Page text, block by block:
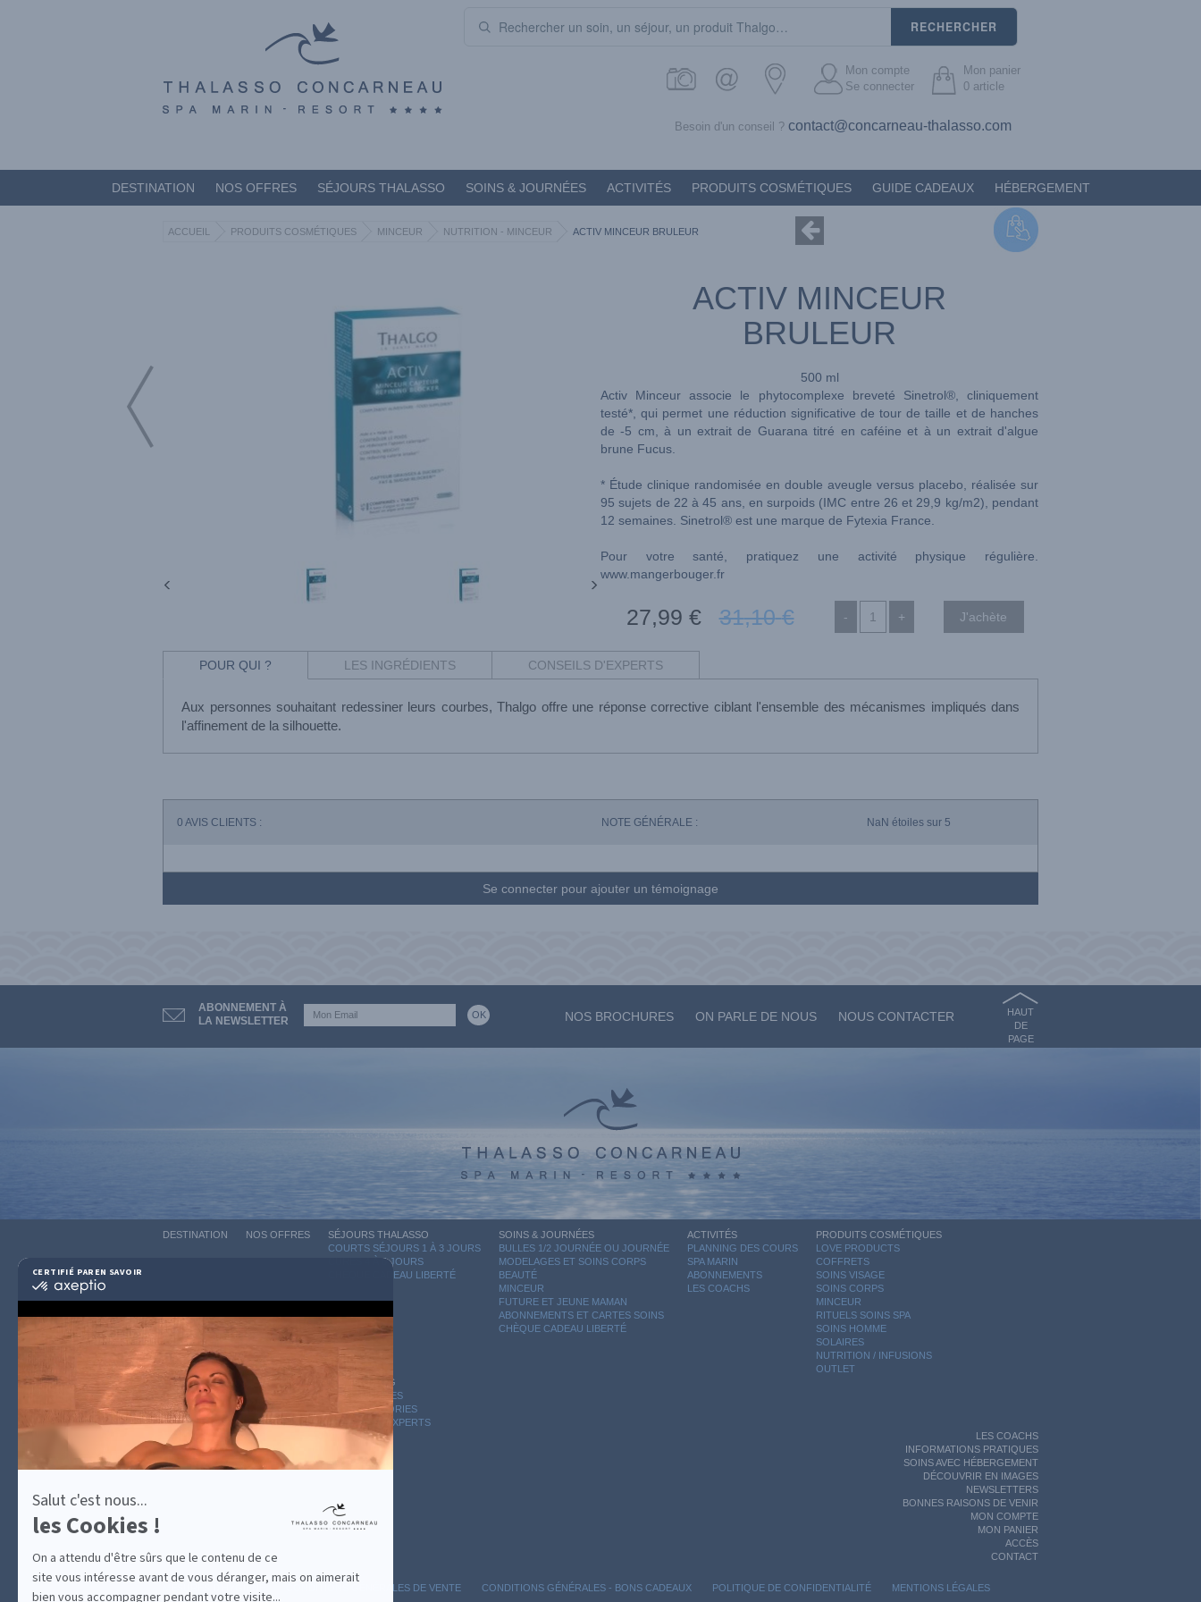
CERTIFIÉ PAR EN SAVOIR PLUS SUR
certifié
En
Axeptio
Salut c'est nous...
les Cookies !
On a attendu d'être sûrs que le contenu de ce
site vous intéresse avant de vous déranger, mais on aimerait
bien vous accompagner pendant votre visite...
DESTINATION NOS OFFRES SÉJOURS THALASSO SOINS & JOURNÉES ACTIVITÉS PRODUITS COSMÉTIQUES GUIDE CADEAUX HÉBERGEMENT
Besoin d'un conseil ? contact@concarneau-thalasso.com
RECHERCHER
Mon compte
Se connecter
Mon panier
0 article
ACCUEIL PRODUITS COSMÉTIQUES MINCEUR NUTRITION - MINCEUR ACTIV MINCEUR BRULEUR
ACTIV MINCEUR
BRULEUR
500 ml
Activ Minceur associe le phytocomplexe breveté Sinetrol®, cliniquement
testé*, qui permet une réduction significative de tour de taille et de hanches
de -5 cm, à un extrait de Guarana titré en caféine et à un extrait d'algue
brune Fucus.
* Étude clinique randomisée en double aveugle versus placebo, réalisée sur
95 sujets de 22 à 45 ans, en surpoids (IMC entre 26 et 29,9 kg/m2), pendant
12 semaines. Sinetrol® est une marque de Fytexia France.
Pour votre santé, pratiquez une activité physique régulière.
www.mangerbouger.fr
27,99 € 31,10 € - +
POUR QUI ? LES INGRÉDIENTS CONSEILS D'EXPERTS
Aux personnes souhaitant redessiner leurs courbes, Thalgo offre une réponse corrective ciblant l'ensemble des mécanismes impliqués dans
l'affinement de la silhouette.
0 AVIS CLIENTS : NOTE GÉNÉRALE : NaN étoiles sur 5
Se connecter pour ajouter un témoignage
ABONNEMENT À
LA NEWSLETTER
NOS BROCHURES ON PARLE DE NOUS NOUS CONTACTER
HAUT
DE
PAGE
DESTINATION NOS OFFRES
SÉJOURS THALASSO
COURTS SÉJOURS 1 À 3 JOURS
CURES 4 À 6 JOURS
CHÈQUE CADEAU LIBERTÉ
SOINS & JOURNÉES
BULLES 1/2 JOURNÉE OU JOURNÉE
MODELAGES ET SOINS CORPS
BEAUTÉ
MINCEUR
FUTURE ET JEUNE MAMAN
ABONNEMENTS ET CARTES SOINS
CHÈQUE CADEAU LIBERTÉ
ACTIVITÉS
PLANNING DES COURS
SPA MARIN
ABONNEMENTS
LES COACHS
PRODUITS COSMÉTIQUES
LOVE PRODUCTS
COFFRETS
SOINS VISAGE
SOINS CORPS
MINCEUR
RITUELS SOINS SPA
SOINS HOMME
SOLAIRES
NUTRITION / INFUSIONS
OUTLET
GUIDE CADEAUX
LE BLOG
ARCHIVES
CATÉGORIES
AVIS D'EXPERTS
LES COACHS
INFORMATIONS PRATIQUES
SOINS AVEC HÉBERGEMENT
DÉCOUVRIR EN IMAGES
NEWSLETTERS
BONNES RAISONS DE VENIR
MON COMPTE
MON PANIER
ACCÈS
CONTACT
MESURES D'HYGIÈNE CONDITIONS GÉNÉRALES DE VENTE CONDITIONS GÉNÉRALES - BONS CADEAUX POLITIQUE DE CONFIDENTIALITÉ MENTIONS LÉGALES